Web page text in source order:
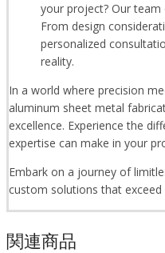
your project? Our
From design
personalized
reality.
In a world where precision
aluminum sheet metal
excellence. Experience the
expertise can make in your
Embark on a journey of
custom solutions that exceed
関連商品